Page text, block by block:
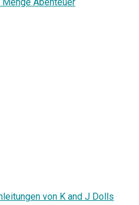
von K and J Dolls